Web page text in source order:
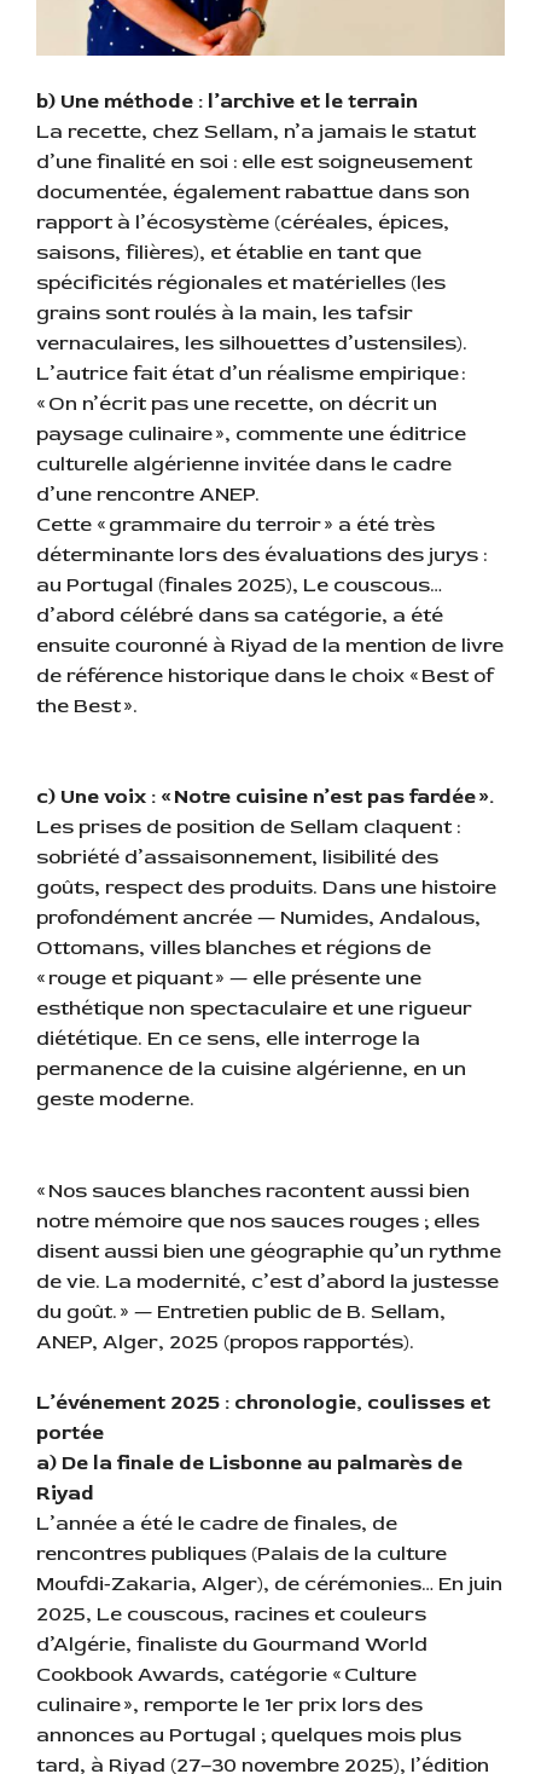
b) Une méthode : l’archive et le terrain
La recette, chez Sellam, n’a jamais le statut
d’une finalité en soi : elle est soigneusement
documentée, également rabattue dans son
rapport à l’écosystème (céréales, épices,
saisons, filières), et établie en tant que
spécificités régionales et matérielles (les
grains sont roulés à la main, les tafsir
vernaculaires, les silhouettes d’ustensiles).
L’autrice fait état d’un réalisme empirique :
« On n’écrit pas une recette, on décrit un
paysage culinaire », commente une éditrice
culturelle algérienne invitée dans le cadre
d’une rencontre ANEP.
Cette « grammaire du terroir » a été très
déterminante lors des évaluations des jurys :
au Portugal (finales 2025), Le couscous…
d’abord célébré dans sa catégorie, a été
ensuite couronné à Riyad de la mention de livre
de référence historique dans le choix « Best of
the Best ».
c) Une voix : « Notre cuisine n’est pas fardée ».
Les prises de position de Sellam claquent :
sobriété d’assaisonnement, lisibilité des
goûts, respect des produits. Dans une histoire
profondément ancrée — Numides, Andalous,
Ottomans, villes blanches et régions de
« rouge et piquant » — elle présente une
esthétique non spectaculaire et une rigueur
diététique. En ce sens, elle interroge la
permanence de la cuisine algérienne, en un
geste moderne.
« Nos sauces blanches racontent aussi bien
notre mémoire que nos sauces rouges ; elles
disent aussi bien une géographie qu’un rythme
de vie. La modernité, c’est d’abord la justesse
du goût. » — Entretien public de B. Sellam,
ANEP, Alger, 2025 (propos rapportés).
L’événement 2025 : chronologie, coulisses et
portée
a) De la finale de Lisbonne au palmarès de
Riyad
L’année a été le cadre de finales, de
rencontres publiques (Palais de la culture
Moufdi‑Zakaria, Alger), de cérémonies… En juin
2025, Le couscous, racines et couleurs
d’Algérie, finaliste du Gourmand World
Cookbook Awards, catégorie « Culture
culinaire », remporte le 1er prix lors des
annonces au Portugal ; quelques mois plus
tard, à Riyad (27–30 novembre 2025), l’édition